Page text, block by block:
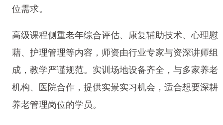
位需求。
高级课程侧重老年综合评估、康复辅助技术、心理慰
藉、护理管理等内容，师资由行业专家与资深讲师组
成，教学严谨规范。实训场地设备齐全，与多家养老
机构、医院合作，提供实景实习机会，适合想要深耕
养老管理岗位的学员。